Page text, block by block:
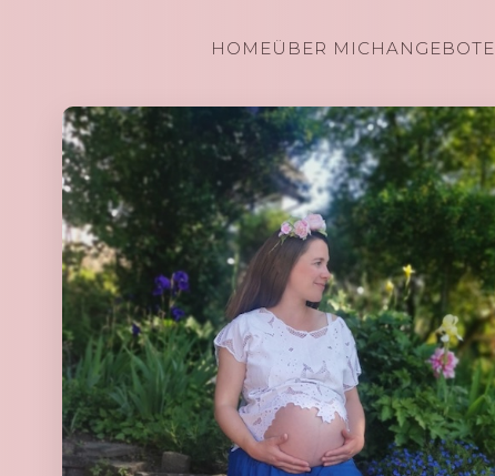
HOMEÜBER MICHANGEBOTE